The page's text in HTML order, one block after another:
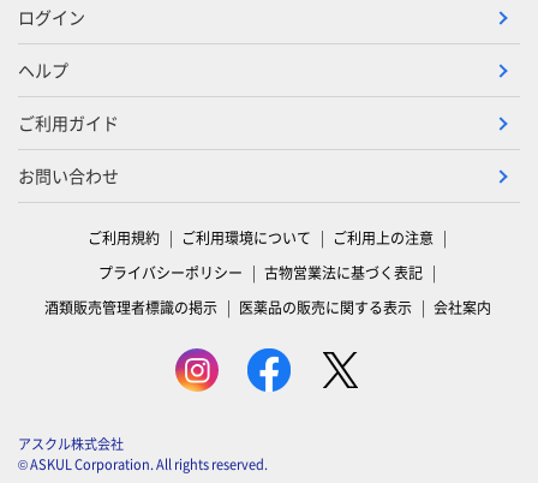
ログイン
ヘルプ
ご利用ガイド
お問い合わせ
ご利用規約 ご利用環境について
ご利用上の注意
プライバシーポリシー
古物営業法に基づく表記
酒類販売管理者標識の掲示
医薬品の販売に関する表示 会社案内
アスクル株式会社
© ASKUL Corporation. All rights reserved.